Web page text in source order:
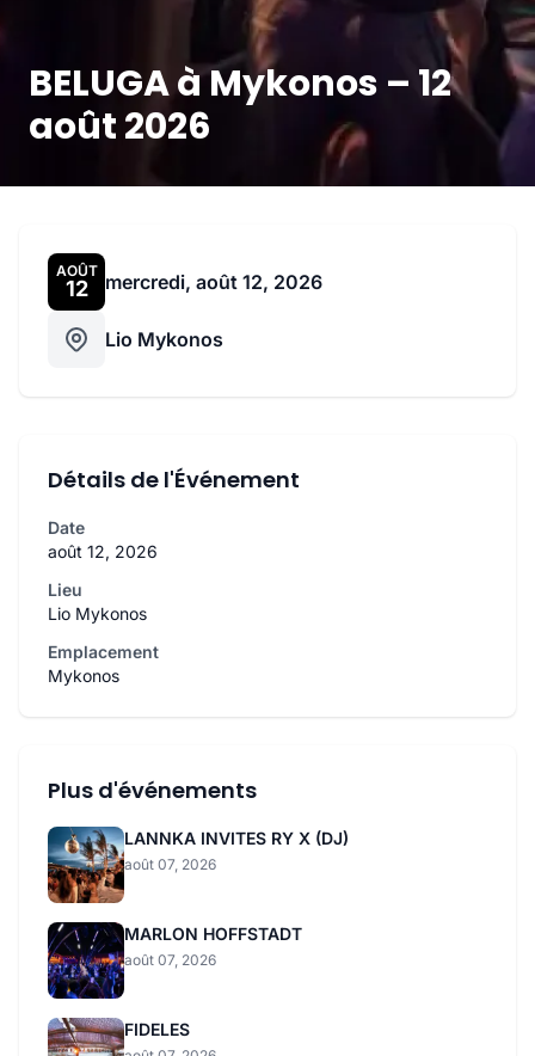
BELUGA à Mykonos – 12
août 2026
AOÛT
12 mercredi, août 12, 2026
Lio Mykonos
Détails de l'Événement
Date
août 12, 2026
Lieu
Lio Mykonos
Emplacement
Mykonos
Plus d'événements
LANNKA INVITES RY X (DJ)
août 07, 2026
MARLON HOFFSTADT
août 07, 2026
FIDELES